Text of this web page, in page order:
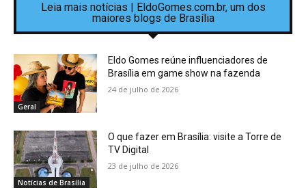
Leia mais notícias | EldoGomes.com.br, um dos
maiores blogs de Brasília
Geral
Eldo Gomes reúne influenciadores de
Brasília em game show na fazenda
24 de julho de 2026
Notícias de Brasília
O que fazer em Brasília: visite a Torre de
TV Digital
23 de julho de 2026